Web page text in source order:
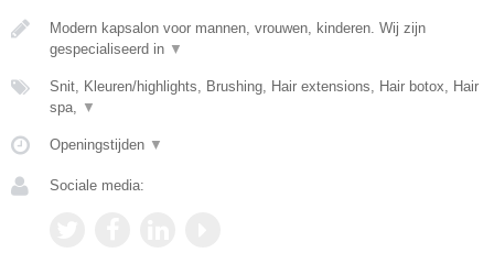
Modern kapsalon voor mannen, vrouwen, kinderen. Wij zijn
gespecialiseerd in ▼
Snit, Kleuren/highlights, Brushing, Hair extensions, Hair botox, Hair
spa, ▼
Openingstijden ▼
Sociale media: